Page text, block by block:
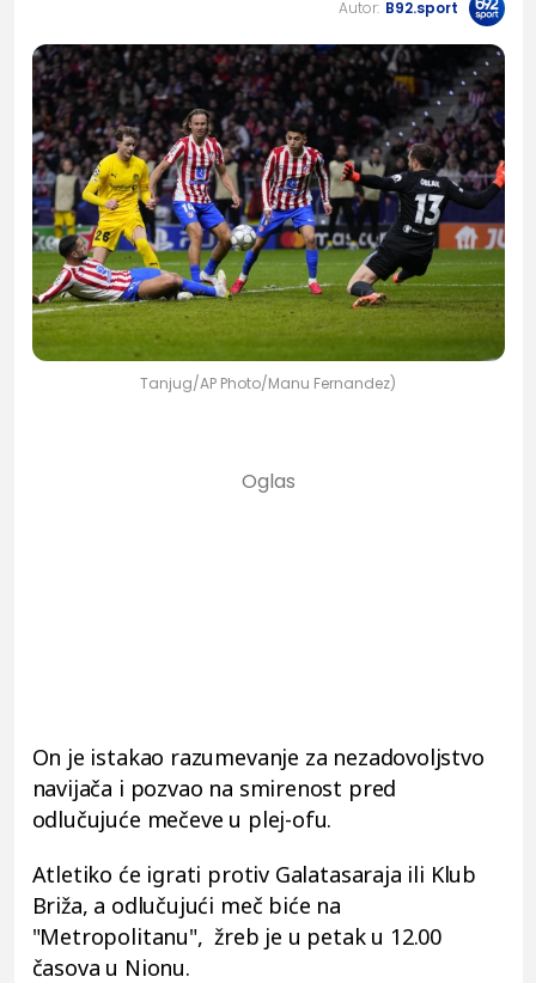
Autor: B92.sport
Tanjug/AP Photo/Manu Fernandez)
On je istakao razumevanje za nezadovoljstvo
navijača i pozvao na smirenost pred
odlučujuće mečeve u plej-ofu.
Atletiko će igrati protiv Galatasaraja ili Klub
Briža, a odlučujući meč biće na
"Metropolitanu", žreb je u petak u 12.00
časova u Nionu.